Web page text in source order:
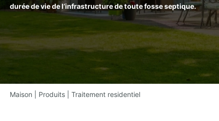
durée de vie de l’infrastructure de toute fosse septique.
Maison Produits Traitement residentiel